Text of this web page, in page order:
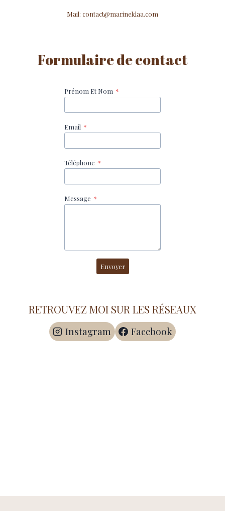
Mail: contact@marineklaa.com
Formulaire de contact
Prénom Et Nom *
Email *
Téléphone *
Message *
Envoyer
RETROUVEZ MOI SUR LES RÉSEAUX
Instagram Facebook